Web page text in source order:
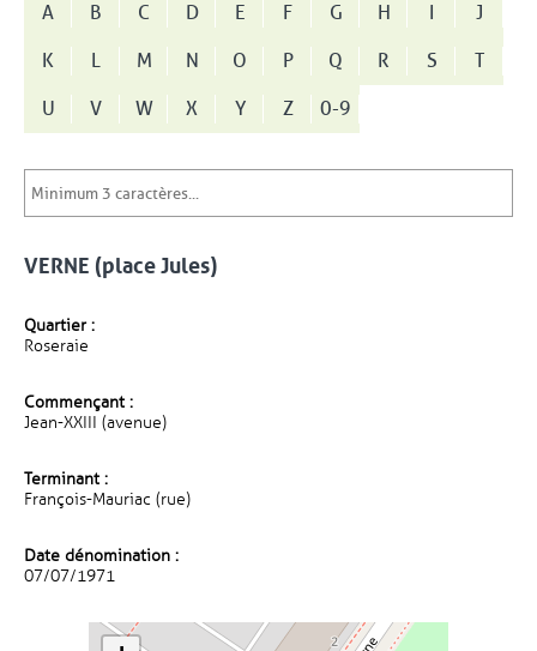
A B C D E F G H I
J
K
L M N O P Q R S
T
U
V W X Y Z 0-9
VERNE (place Jules)
Quartier :
Roseraie
Commençant :
Jean-XXIII (avenue)
Terminant :
François-Mauriac (rue)
Date dénomination :
07/07/1971